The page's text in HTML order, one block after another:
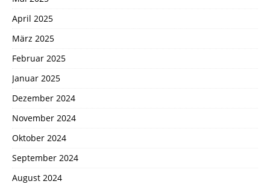
April 2025
März 2025
Februar 2025
Januar 2025
Dezember 2024
November 2024
Oktober 2024
September 2024
August 2024